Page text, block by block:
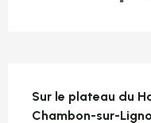
Sur le plateau du
Chambon-sur-